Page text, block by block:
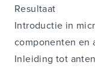
Resultaat
Introductie in
componenten en
Inleiding tot